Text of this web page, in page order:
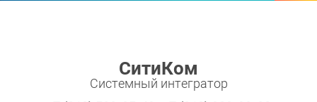
СитиКом
Системный интегратор